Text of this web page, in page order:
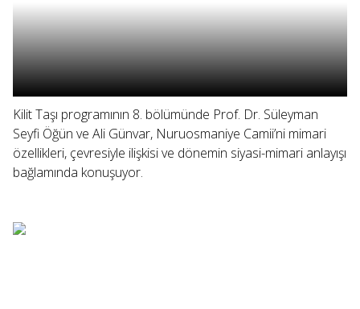
Kilit Taşı programının 8. bölümünde Prof. Dr. Süleyman
Seyfi Öğün ve Ali Günvar, Nuruosmaniye Camii’ni mimari
özellikleri, çevresiyle ilişkisi ve dönemin siyasi-mimari anlayışı
bağlamında konuşuyor.